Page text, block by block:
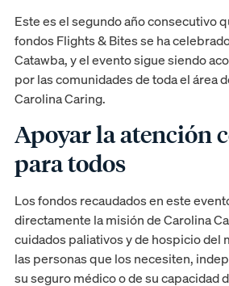
Este es el segundo año consecutivo
fondos Flights & Bites se ha
Catawba, y el evento sigue siendo
por las comunidades de toda el área
Carolina Caring.
Apoyar la atención
para todos
Los fondos recaudados en este
directamente la misión de Carolina
cuidados paliativos y de hospicio del
las personas que los necesiten,
su seguro médico o de su capacidad